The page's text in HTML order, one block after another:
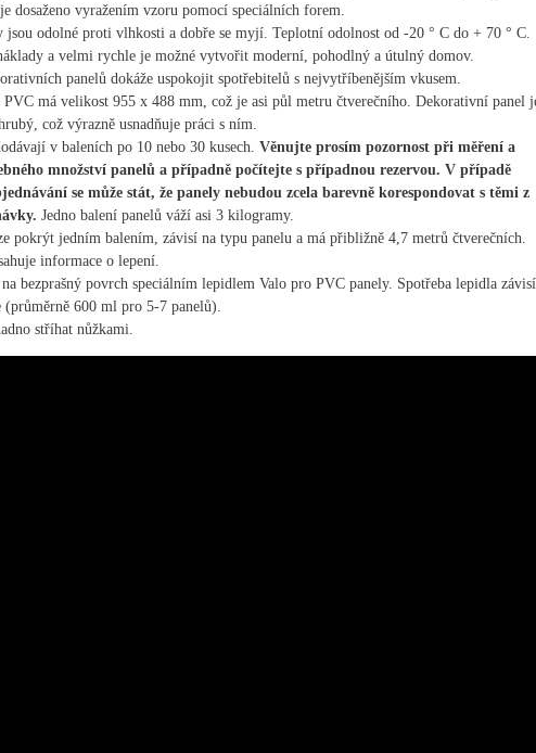
dosaženo vyražením vzoru pomocí speciálních forem.
jsou odolné proti vlhkosti a dobře se myjí. Teplotní odolnost od -20 ° C do + 70 ° C.
a velmi rychle je možné vytvořit moderní, pohodlný a útulný domov.
panelů dokáže uspokojit spotřebitelů s nejvytříbenějším vkusem.
PVC má velikost 955 x 488 mm, což je asi půl metru čtverečního. Dekorativní panel
což výrazně usnadňuje práci s ním.
v baleních po 10 nebo 30 kusech. Věnujte prosím pozornost při měření a
množství panelů a případně počítejte s případnou rezervou. V případě
se může stát, že panely nebudou zcela barevně korespondovat s těmi z
Jedno balení panelů váží asi 3 kilogramy.
pokrýt jedním balením, závisí na typu panelu a má přibližně 4,7 metrů čtverečních.
informace o lepení.
bezprašný povrch speciálním lepidlem Valo pro PVC panely. Spotřeba lepidla závisí
(průměrně 600 ml pro 5-7 panelů).
stříhat nůžkami.